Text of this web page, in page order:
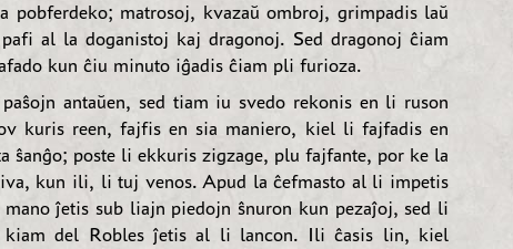
pobferdeko; matrosoj, kvazaŭ ombroj, grimpadis laŭ
al la doganistoj kaj dragonoj. Sed dragonoj ĉiam
kun ĉiu minuto iĝadis ĉiam pli furioza.
antaŭen, sed tiam iu svedo rekonis en li ruson
kuris reen, fajfis en sia maniero, kiel li fajfadis en
ŝanĝo; poste li ekkuris zigzage, plu fajfante, por ke la
kun ili, li tuj venos. Apud la ĉefmasto al li impetis
ĵetis sub liajn piedojn ŝnuron kun pezaĵoj, sed li
kiam del Robles ĵetis al li lancon. Ili ĉasis lin, kiel